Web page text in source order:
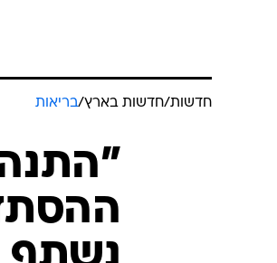
חדשות/חדשות בארץ/בריאות